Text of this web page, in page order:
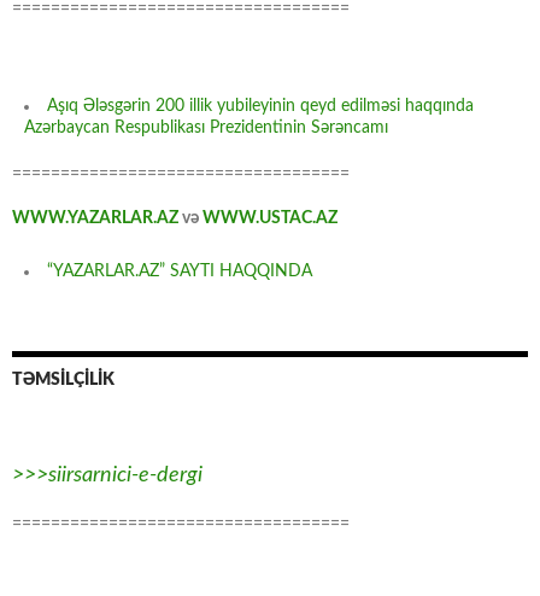
===================================
Aşıq Ələsgərin 200 illik yubileyinin qeyd edilməsi haqqında
Azərbaycan Respublikası Prezidentinin Sərəncamı
===================================
WWW.YAZARLAR.AZ və WWW.USTAC.AZ
“YAZARLAR.AZ” SAYTI HAQQINDA
TƏMSİLÇİLİK
>>>siirsarnici-e-dergi
===================================